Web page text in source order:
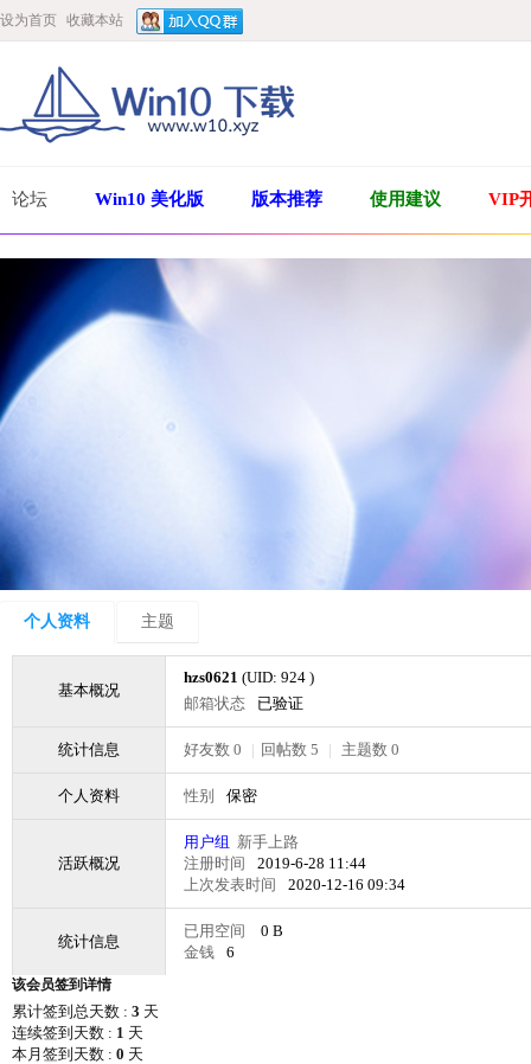
设为首页 收藏本站
论坛 Win10 美化版 版本推荐 使用建议 VIP
个人资料 主题
基本概况
hzs0621 (UID: 924 )
邮箱状态
已验证
统计信息 好友数 0 | 回帖数 5 | 主题数 0
个人资料 性别 保密
活跃概况
用户组 新手上路
注册时间
2019-6-28 11:44
上次发表时间
2020-12-16 09:34
统计信息
已用空间
0 B
金钱
6
该会员签到详情
累计签到总天数 : 3 天
连续签到天数 : 1 天
本月签到天数 : 0 天